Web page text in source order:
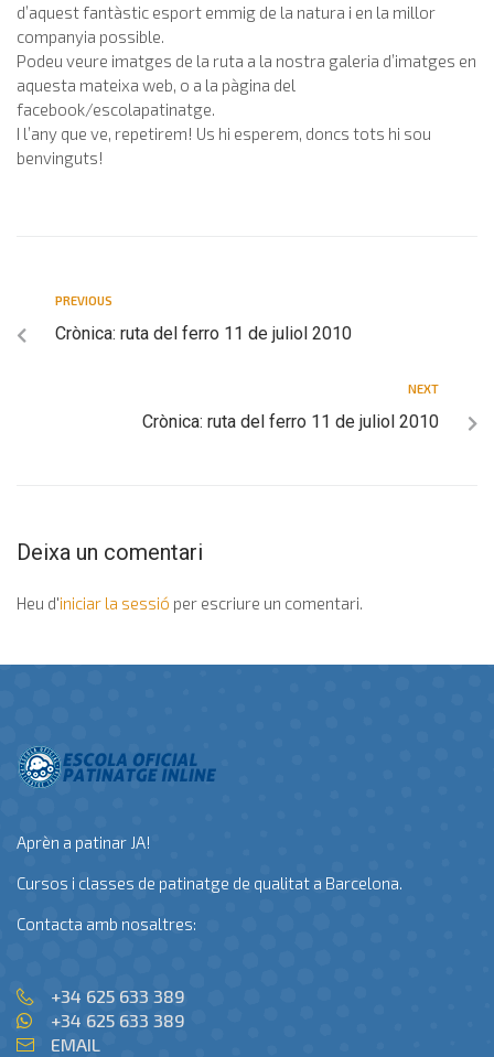
d’aquest fantàstic esport emmig de la natura i en la millor
companyia possible.
Podeu veure imatges de la ruta a la nostra galeria d’imatges en
aquesta mateixa web, o a la pàgina del
facebook/escolapatinatge.
I l’any que ve, repetirem! Us hi esperem, doncs tots hi sou
benvinguts!
PREVIOUS
Crònica: ruta del ferro 11 de juliol 2010
NEXT
Crònica: ruta del ferro 11 de juliol 2010
Deixa un comentari
Heu d'iniciar la sessió per escriure un comentari.
Aprèn a patinar JA!
Cursos i classes de patinatge de qualitat a Barcelona.
Contacta amb nosaltres:
+34 625 633 389
+34 625 633 389
EMAIL